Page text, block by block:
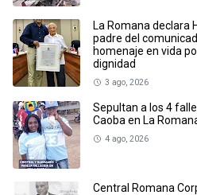
La Romana declara
padre del
homenaje en vida
dignidad
3 ago, 2026
Sepultan a los 4
Caoba en La
4 ago, 2026
Central Romana